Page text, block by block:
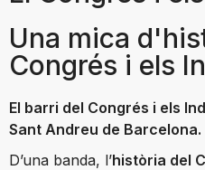
Una mica
Congrés i els
El barri del Congrés i els
Sant Andreu de Barcelona.
D’una banda, l’història del